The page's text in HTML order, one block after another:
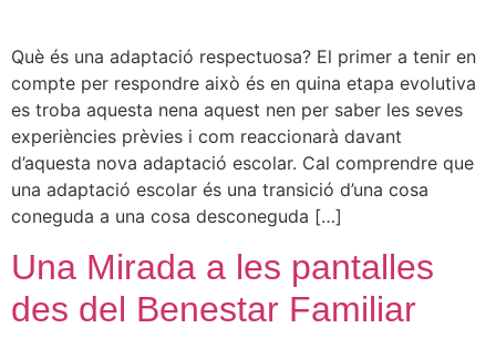
Què és una adaptació respectuosa? El primer a tenir en
compte per respondre això és en quina etapa evolutiva
es troba aquesta nena aquest nen per saber les seves
experiències prèvies i com reaccionarà davant
d’aquesta nova adaptació escolar. Cal comprendre que
una adaptació escolar és una transició d’una cosa
coneguda a una cosa desconeguda […]
Una Mirada a les pantalles
des del Benestar Familiar